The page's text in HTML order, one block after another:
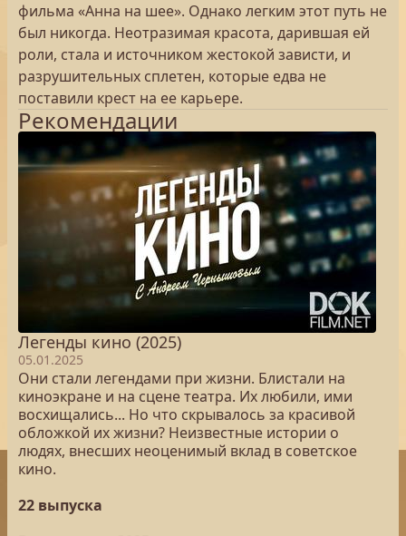
фильма «Анна на шее». Однако легким этот путь не
был никогда. Неотразимая красота, дарившая ей
роли, стала и источником жестокой зависти, и
разрушительных сплетен, которые едва не
поставили крест на ее карьере.
Рекомендации
Легенды кино (2025)
05.01.2025
Они стали легендами при жизни. Блистали на
киноэкране и на сцене театра. Их любили, ими
восхищались... Но что скрывалось за красивой
обложкой их жизни? Неизвестные истории о
людях, внесших неоценимый вклад в советское
кино.
22 выпуска